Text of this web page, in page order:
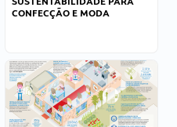
CONFECÇÃO E MODA